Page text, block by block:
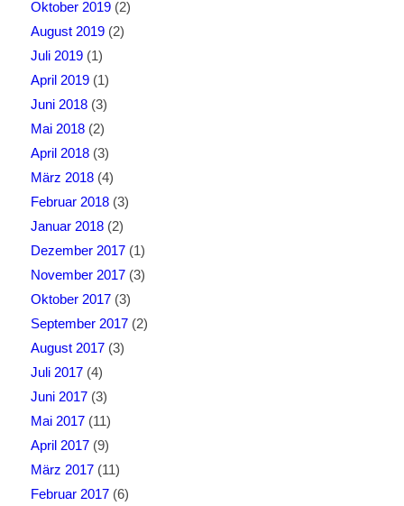
Oktober 2019(2)
August 2019(2)
Juli 2019(1)
April 2019(1)
Juni 2018(3)
Mai 2018(2)
April 2018(3)
März 2018(4)
Februar 2018(3)
Januar 2018(2)
Dezember 2017(1)
November 2017(3)
Oktober 2017(3)
September 2017(2)
August 2017(3)
Juli 2017(4)
Juni 2017(3)
Mai 2017(11)
April 2017(9)
März 2017(11)
Februar 2017(6)